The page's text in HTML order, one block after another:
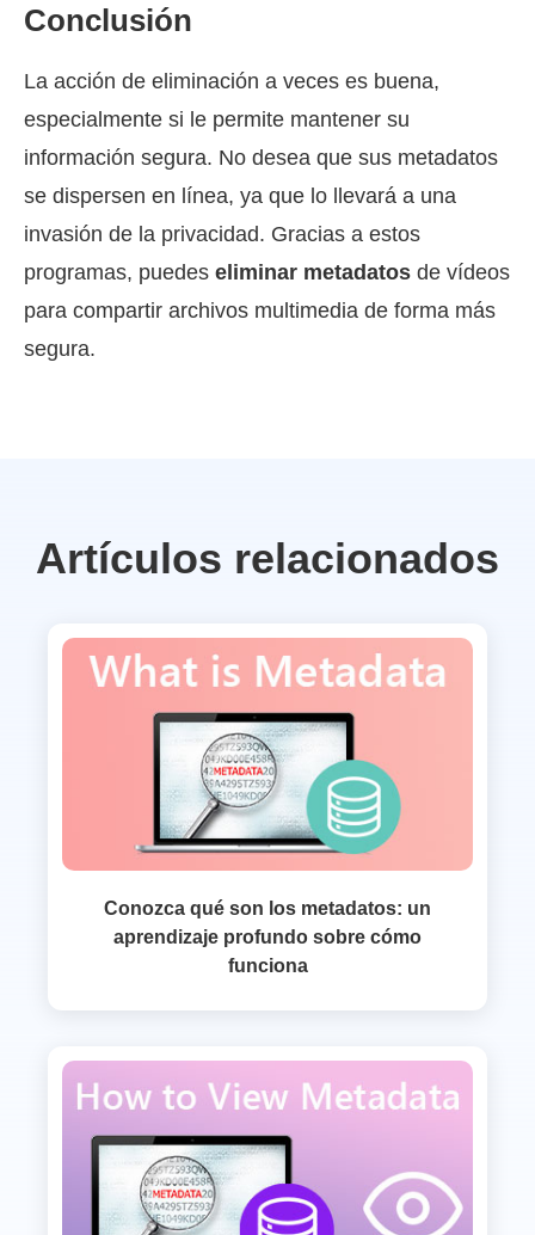
Conclusión
La acción de eliminación a veces es buena,
especialmente si le permite mantener su
información segura. No desea que sus metadatos
se dispersen en línea, ya que lo llevará a una
invasión de la privacidad. Gracias a estos
programas, puedes eliminar metadatos de vídeos
para compartir archivos multimedia de forma más
segura.
Artículos relacionados
Conozca qué son los metadatos: un
aprendizaje profundo sobre cómo
funciona